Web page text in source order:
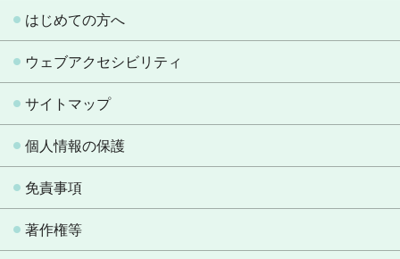
はじめての方へ
ウェブアクセシビリティ
サイトマップ
個人情報の保護
免責事項
著作権等